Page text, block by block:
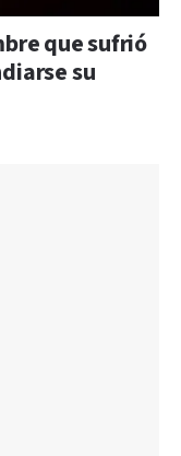
que sufrió
su